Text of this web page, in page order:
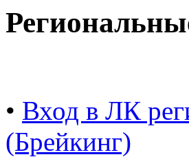
• Вход в ЛК
(Брейкинг)